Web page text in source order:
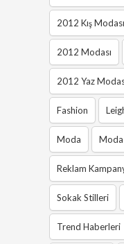
2012 Kış Modası
2012 Modası
2012 Yaz
Fashion
Moda
Reklam
Sokak Stilleri
Trend Haberleri